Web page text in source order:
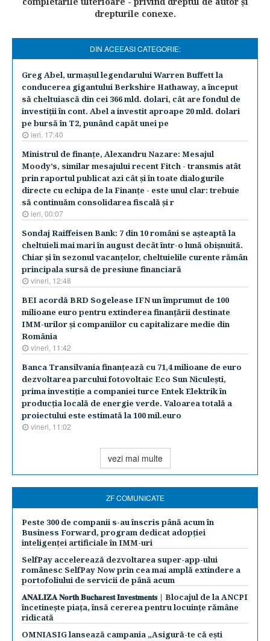
drepturile conexe.
DIN ACEEASI CATEGORIE:
Greg Abel, urmaşul legendarului Warren Buffett la
conducerea gigantului Berkshire Hathaway, a început
să cheltuiască din cei 366 mld. dolari, cât are fondul de
investiţii în cont. Abel a investit aproape 20 mld. dolari
pe bursă în T2, punând capăt unei pe
ieri, 17:40
Ministrul de finanţe, Alexandru Nazare: Mesajul
Moody’s, similar mesajului recent Fitch - transmis atât
prin raportul publicat azi cât şi în toate dialogurile
directe cu echipa de la Finanţe - este unul clar: trebuie
să continuăm consolidarea fiscală şi r
ieri, 00:07
Sondaj Raiffeisen Bank: 7 din 10 români se aşteaptă la
cheltuieli mai mari în august decât într-o lună obişnuită.
Chiar şi în sezonul vacanţelor, cheltuielile curente rămân
principala sursă de presiune financiară
vineri, 12:48
BEI acordă BRD Sogelease IFN un împrumut de 100
milioane euro pentru extinderea finanţării destinate
IMM-urilor şi companiilor cu capitalizare medie din
România
vineri, 11:42
Banca Transilvania finanţează cu 71,4 milioane de euro
dezvoltarea parcului fotovoltaic Eco Sun Niculeşti,
prima investiţie a companiei turce Entek Elektrik în
producţia locală de energie verde. Valoarea totală a
proiectului este estimată la 100 mil.euro
vineri, 11:02
vezi mai multe
ZF COMUNICATE
Peste 300 de companii s-au înscris până acum în
Business Forward, program dedicat adopției
inteligenței artificiale în IMM-uri
SelfPay accelerează dezvoltarea super-app-ului
românesc SelfPay Now prin cea mai amplă extindere a
portofoliului de servicii de până acum
𝐀𝐍𝐀𝐋𝐈𝐙𝐀 𝐍𝐨𝐫𝐭𝐡 𝐁𝐮𝐜𝐡𝐚𝐫𝐞𝐬𝐭 𝐈𝐧𝐯𝐞𝐬𝐭𝐦𝐞𝐧𝐭𝐬 | Blocajul de la ANCPI
încetinește piața, însă cererea pentru locuințe rămâne
ridicată
OMNIASIG lansează campania „Asigură-te că ești